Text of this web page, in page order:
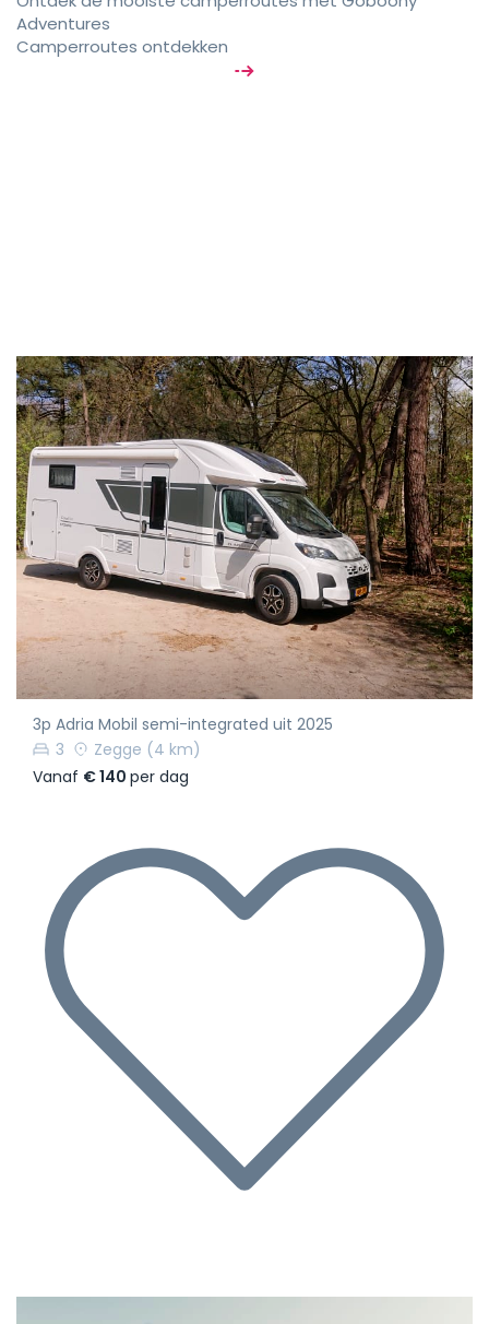
Adventures
Camperroutes ontdekken
3p Adria Mobil semi-integrated uit 2025
3
Zegge (4 km)
Vanaf € 140 per dag